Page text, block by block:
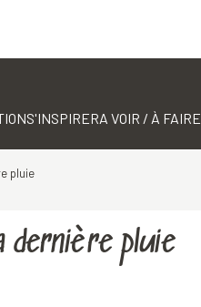
S'INSPIRERA VOIR / À FAIRE
pluie
dernière pluie